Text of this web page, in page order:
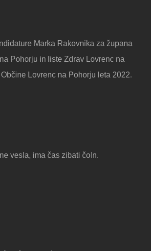
Marka Rakovnika za župana
Pohorju in liste Zdrav Lovrenc na
Lovrenc na Pohorju leta 2022.
vesla, ima čas zibati čoln.